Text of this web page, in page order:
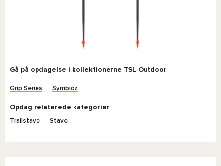
Gå på opdagelse i kollektionerne TSL Outdoor
Grip Series Symbioz
Opdag relaterede kategorier
Trailstave Stave